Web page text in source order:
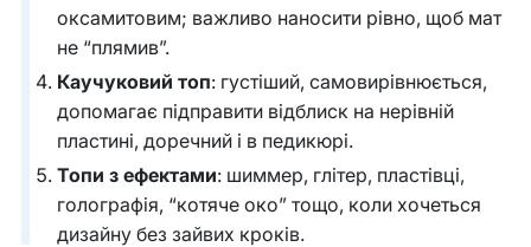
оксамитовим; важливо наносити рівно, щоб мат
не “плямив”.
Каучуковий топ: густіший, самовирівнюється,
допомагає підправити відблиск на нерівній
пластині, доречний і в педикюрі.
Топи з ефектами: шиммер, глітер, пластівці,
голографія, “котяче око” тощо, коли хочеться
дизайну без зайвих кроків.